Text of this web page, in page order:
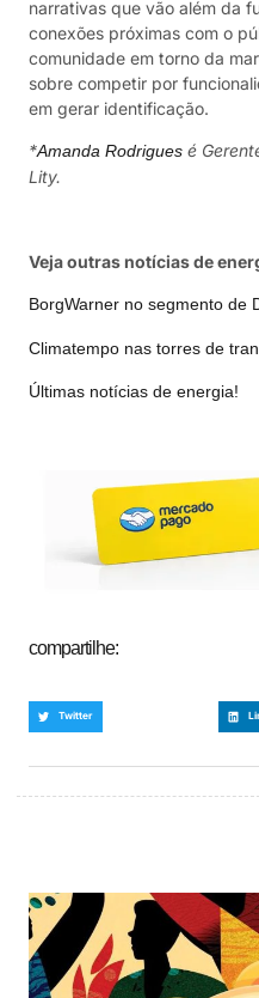
narrativas que vão além da
conexões próximas com o
comunidade em torno da
sobre competir por
em gerar identificação.
*Amanda Rodrigues é
Lity.
Veja outras notícias de
BorgWarner no segmento de
Climatempo nas torres de
Últimas notícias de energia!
compartilhe:
Twitter